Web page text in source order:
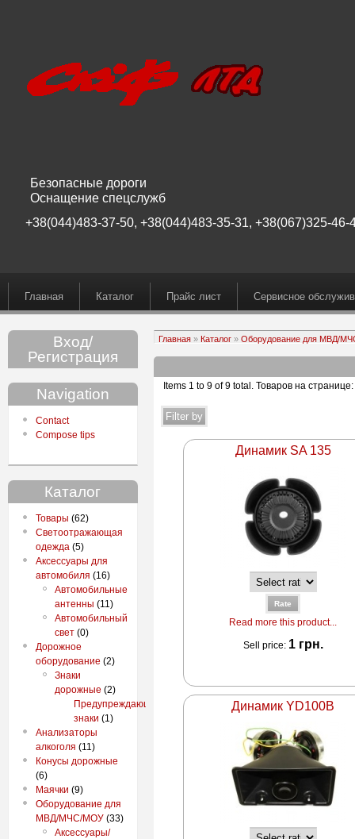
Безопасные дороги
Оснащение спецслужб
+38(044)483-37-50, +38(044)483-35-31, +38(067)325-46-
Главная Каталог Прайс лист Сервисное
Вход/
Регистрация
Navigation
Contact
Compose tips
Каталог
Товары (62)
Светоотражающая
одежда (5)
Аксессуары для
автомобиля (16)
Автомобильные
антенны (11)
Автомобильный
свет (0)
Дорожное
оборудование (2)
Знаки
дорожные (2)
Предупреждающие
знаки (1)
Анализаторы
алкоголя (11)
Конусы дорожные
(6)
Маячки (9)
Оборудование для
МВД/МЧС/МОУ (33)
Аксессуары/
Главная» Каталог» Оборудование для МВД/
Items 1 to 9 of 9 total . Товаров на странице:
Динамик SA 135
Read more this product...
Sell price: 1 грн.
Динамик YD100B